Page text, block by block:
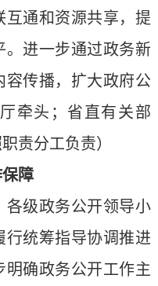
互通和资源共享，提
。进一步通过政务新
容传播，扩大政府公
牵头；省直有关部
责分工负责）
障
各级政务公开领导小
行统筹指导协调推进
确政务公开工作主